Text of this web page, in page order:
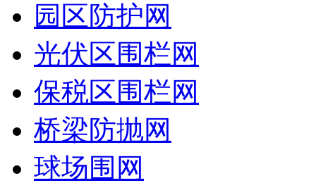
园区防护网
光伏区围栏网
保税区围栏网
桥梁防抛网
球场围网